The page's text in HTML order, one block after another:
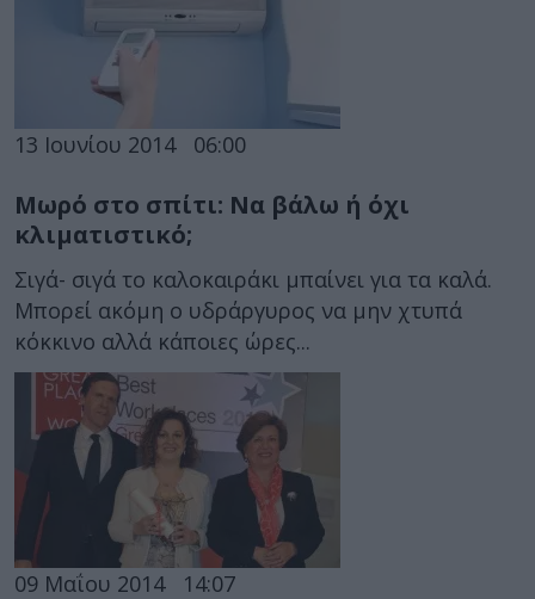
13 Ιουνίου 2014 06:00
Μωρό στο σπίτι: Να βάλω ή όχι
κλιματιστικό;
Σιγά- σιγά το καλοκαιράκι μπαίνει για τα καλά.
Μπορεί ακόμη ο υδράργυρος να μην χτυπά
κόκκινο αλλά κάποιες ώρες...
09 Μαΐου 2014 14:07